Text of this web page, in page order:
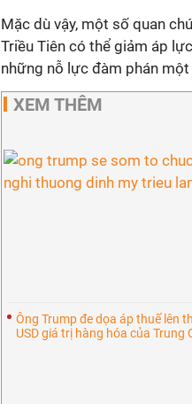
Mặc dù vậy, một số quan
Triều Tiên có thể giảm áp
những nỗ lực đàm phán
XEM THÊM
Ông Trump đe dọa áp thuế lên
USD giá trị hàng hóa của Trung